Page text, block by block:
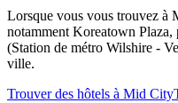
Lorsque vous vous trouvez à
notamment Koreatown Plaza,
(Station de métro Wilshire -
ville.
Trouver des hôtels à Mid City